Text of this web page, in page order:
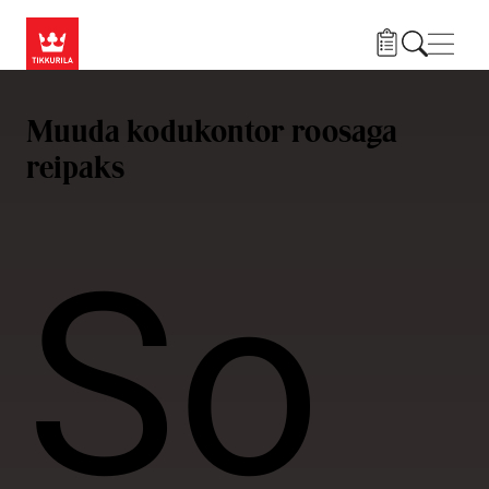
Muuda kodukontor roosaga
reipaks
So